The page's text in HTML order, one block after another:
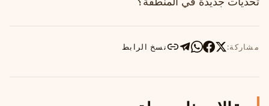
مشاركة: نسخ الرابط